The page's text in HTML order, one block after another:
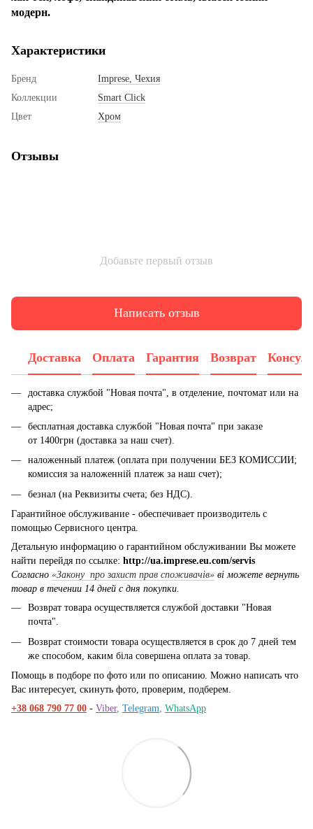
модерн.
Характеристики
Бренд
Imprese, Чехия
Коллекции
Smart Click
Цвет
Хром
Отзывы
Добавьте первый отзыв
Написать отзыв
Доставка Оплата Гарантия Возврат
доставка службой "Новая почта", в отделение, почтомат или на
адрес;
бесплатная доставка службой "Новая почта" при заказе
от 1400грн (доставка за наш счет).
наложенный платеж (оплата при получении БЕЗ КОМИССИИ;
комиссия за наложенній платеж за наш счет);
безнал (на Реквизиты счета; без НДС).
Гарантийное обслуживание - обеспечивает производитель с
помощью Сервисного центра.
Детальную информацию о гарантийном обслуживании Вы можете
найти перейдя по ссылке: http://ua.imprese.eu.com/servis
Согласно «Закону про захист прав споживачів» ві можете вернуть
товар в течении 14 дней с дня покупки.
Возврат товара осуществляется службой доставки "Новая
почта".
Возврат стоимости товара осуществляется в срок до 7 дней тем
же способом, каким біла совершена оплата за товар.
Помощь в подборе по фото или по описанию. Можно написать что
Вас интересует, скинуть фото, проверим, подберем.
+38 068 790 77 00 - Viber, Telegram WhatsApp